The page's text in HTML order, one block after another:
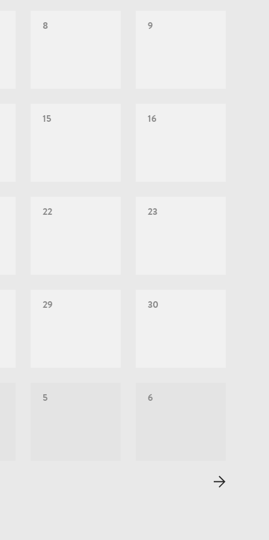
8 9
15 16
22 23
29 30
5 6